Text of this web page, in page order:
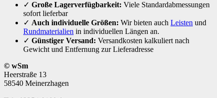
✓ Große Lagerverfügbarkeit: Viele Standardabmessungen
sofort lieferbar
✓ Auch individuelle Größen: Wir bieten auch Leisten und
Rundmaterialien in individuellen Längen an.
✓ Günstiger Versand: Versandkosten kalkuliert nach
Gewicht und Entfernung zur Lieferadresse
© wSm
Heerstraße 13
58540 Meinerzhagen